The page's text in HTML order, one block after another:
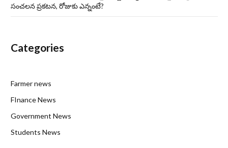
సంచలన ప్రకటన, రోజుకు ఎన్నంటే?
Categories
Farmer news
FInance News
Government News
Students News